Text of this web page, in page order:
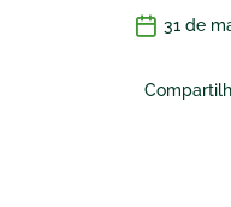
31 de